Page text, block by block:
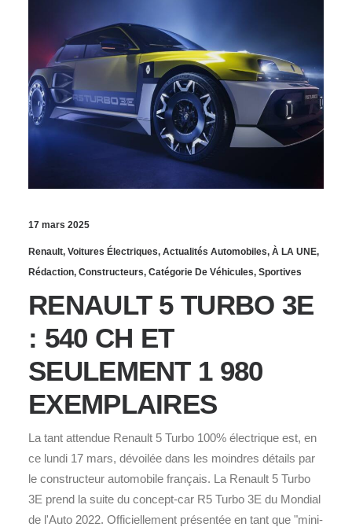
17 mars 2025
Renault, Voitures Électriques, Actualités Automobiles, À LA UNE,
Rédaction, Constructeurs, Catégorie De Véhicules, Sportives
RENAULT 5 TURBO 3E
: 540 CH ET
SEULEMENT 1 980
EXEMPLAIRES
La tant attendue Renault 5 Turbo 100% électrique est, en
ce lundi 17 mars, dévoilée dans les moindres détails par
le constructeur automobile français. La Renault 5 Turbo
3E prend la suite du concept-car R5 Turbo 3E du Mondial
de l'Auto 2022. Officiellement présentée en tant que "mini-